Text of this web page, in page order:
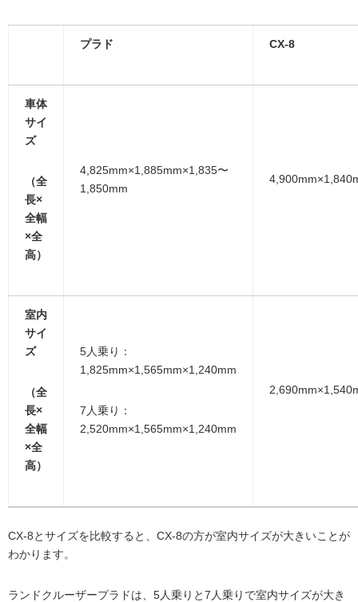
プラド CX-8
車体
サイ
ズ
（全
長×
全幅
×全
高）
4,825mm×1,885mm×1,835〜
1,850mm
室内
サイ
ズ
（全
長×
全幅
×全
高）
5人乗り：
1,825mm×1,565mm×1,240mm
7人乗り：
2,520mm×1,565mm×1,240mm
CX-8とサイズを比較すると、CX-8の方が室内サイズが大きいことが
わかります。
ランドクルーザープラドは、5人乗りと7人乗りで室内サイズが大き